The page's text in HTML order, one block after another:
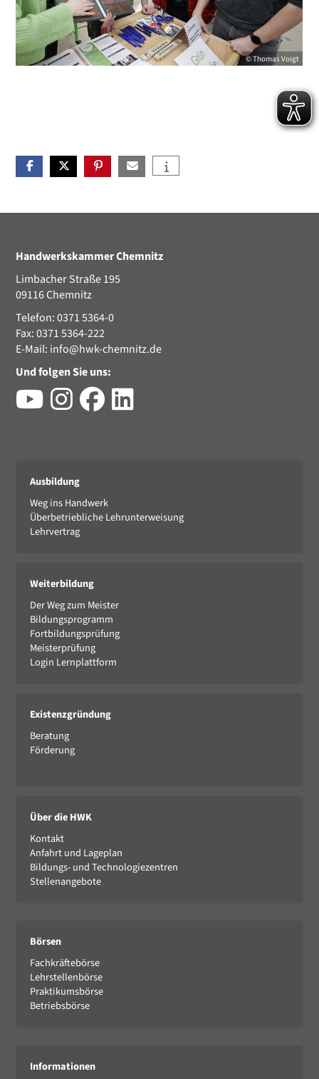
© Thomas Voigt
Handwerkskammer Chemnitz
Limbacher Straße 195
09116 Chemnitz
Telefon: 0371 5364-0
Fax: 0371 5364-222
E-Mail: info@hwk-chemnitz.de
Und folgen Sie uns:
Ausbildung
Weg ins Handwerk
Überbetriebliche Lehrunterweisung
Lehrvertrag
Weiterbildung
Der Weg zum Meister
Bildungsprogramm
Fortbildungsprüfung
Meisterprüfung
Login Lernplattform
Existenzgründung
Beratung
Förderung
Über die HWK
Kontakt
Anfahrt und Lageplan
Bildungs- und Technologiezentren
Stellenangebote
Börsen
Fachkräftebörse
Lehrstellenbörse
Praktikumsbörse
Betriebsbörse
Informationen